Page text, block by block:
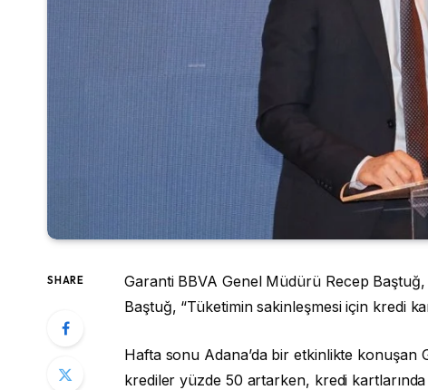
SHARE
Garanti BBVA Genel Müdürü Recep
Baştuğ, “Tüketimin sakinleşmesi için kredi
Hafta sonu Adana’da bir etkinlikte konuşan
krediler yüzde 50 artarken, kredi